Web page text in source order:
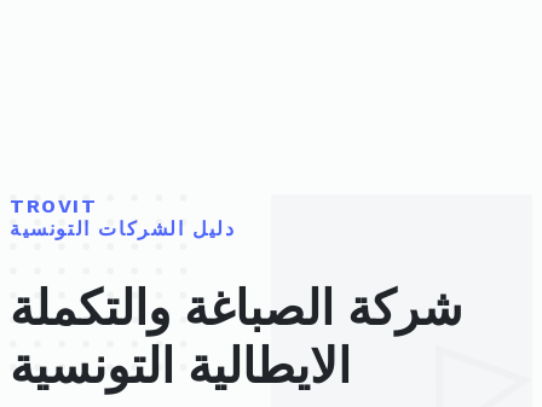
TROVIT
دليل الشركات التونسية
شركة الصباغة والتكملة
الايطالية التونسية